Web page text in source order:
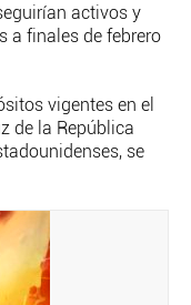
activos y
a finales de febrero
vigentes en el
de la República
se